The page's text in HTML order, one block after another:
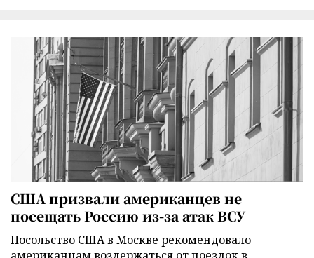
США призвали американцев не
посещать Россию из-за атак ВСУ
Посольство США в Москве рекомендовало